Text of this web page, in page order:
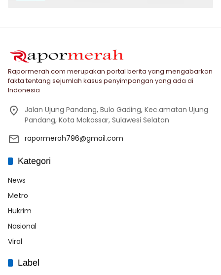
Rapormerah.com merupakan portal berita yang mengabarkan
fakta tentang sejumlah kasus penyimpangan yang ada di
Indonesia
Jalan Ujung Pandang, Bulo Gading, Kec.amatan Ujung
Pandang, Kota Makassar, Sulawesi Selatan
rapormerah796@gmail.com
Kategori
News
Metro
Hukrim
Nasional
Viral
Label